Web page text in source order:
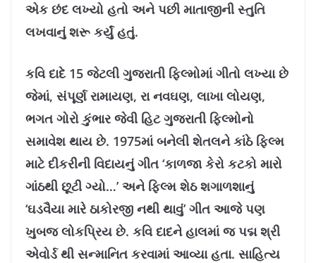
એક છંદ લખ્યો હતો અને પછી માતાજીની સ્તુતિ
લખવાનું શરૂ કર્યું હતું.
કવિ દાદે 15 જેટલી ગુજરાતી ફિલ્મોમાં ગીતો લખ્યા છે
જેમાં, સંપૂર્ણ રામાયણ, રા નવઘણ, લાખા લોયણ,
ભગત ગોરો કુંભાર જેવી હિટ ગુજરાતી ફિલ્મોનો
સમાવેશ થાય છે. 1975માં બનેલી શેતલને કાંઠે ફિલ્મ
માટે દીકરીની વિદાયનું ગીત ‘કાળજા કેરો કટકો મારો
ગાંઠથી છૂટી ગ્યો…’ અને ફિલ્મ શેઠ શગાળશાનું
‘ઘડવૈયા મારે ઠાકોરજી નથી થાવું’ ગીત આજે પણ
ખુબજ લોકપ્રિય છે. કવિ દાદને હાલમાં જ પદ્મ શ્રી
એવોર્ડ થી સન્માનિત કરવામાં આવ્યા હતા. સાહિત્ય